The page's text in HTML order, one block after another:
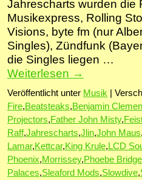
Jahrescharts wurden die
Musikexpress, Rolling
Visions, byte fm (nur
Singles), Zündfunk
die Singles liegen …
Weiterlesen →
Veröffentlicht unter Musik
Fire,Beatsteaks,Benjamin
Projectors,Father John Misty,
Raff,Jahrescharts,Jlin,John Maus,
Lamar,Kettcar,King Krule, LCD
Phoenix,Morrissey,Phoebe
Palaces,Sleaford Mods,Slowdive,